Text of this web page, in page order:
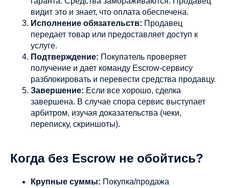
видит это и знает, что оплата обеспечена.
Исполнение обязательств: Продавец
передает товар или предоставляет доступ к
услуге.
Подтверждение: Покупатель проверяет
получение и дает команду Escrow-сервису
разблокировать и перевести средства продавцу.
Завершение: Если все хорошо, сделка
завершена. В случае спора сервис выступает
арбитром, изучая доказательства (чеки,
переписку, скриншоты).
Когда без Escrow не обойтись?
Крупные суммы: Покупка/продажа